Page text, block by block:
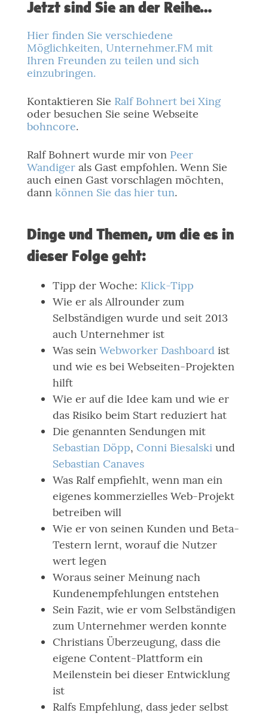
Jetzt sind Sie an der Reihe…
Hier finden Sie verschiedene
Möglichkeiten, Unternehmer.FM mit
Ihren Freunden zu teilen und sich
einzubringen.
Kontaktieren Sie Ralf Bohnert bei Xing
oder besuchen Sie seine Webseite
bohncore.
Ralf Bohnert wurde mir von Peer
Wandigerals Gast empfohlen. Wenn Sie
auch einen Gast vorschlagen möchten,
dann können Sie das hier tun.
Dinge und Themen, um die es in
dieser Folge geht:
Tipp der Woche: Klick-Tipp
Wie er als Allrounder zum
Selbständigen wurde und seit 2013
auch Unternehmer ist
Was sein Webworker Dashboardist
und wie es bei Webseiten-Projekten
hilft
Wie er auf die Idee kam und wie er
das Risiko beim Start reduziert hat
Die genannten Sendungen mit
Sebastian Döpp, Conni Biesalskiund
Sebastian Canaves
Was Ralf empfiehlt, wenn man ein
eigenes kommerzielles Web-Projekt
betreiben will
Wie er von seinen Kunden und Beta-
Testern lernt, worauf die Nutzer
wert legen
Woraus seiner Meinung nach
Kundenempfehlungen entstehen
Sein Fazit, wie er vom Selbständigen
zum Unternehmer werden konnte
Christians Überzeugung, dass die
eigene Content-Plattform ein
Meilenstein bei dieser Entwicklung
ist
Ralfs Empfehlung, dass jeder selbst